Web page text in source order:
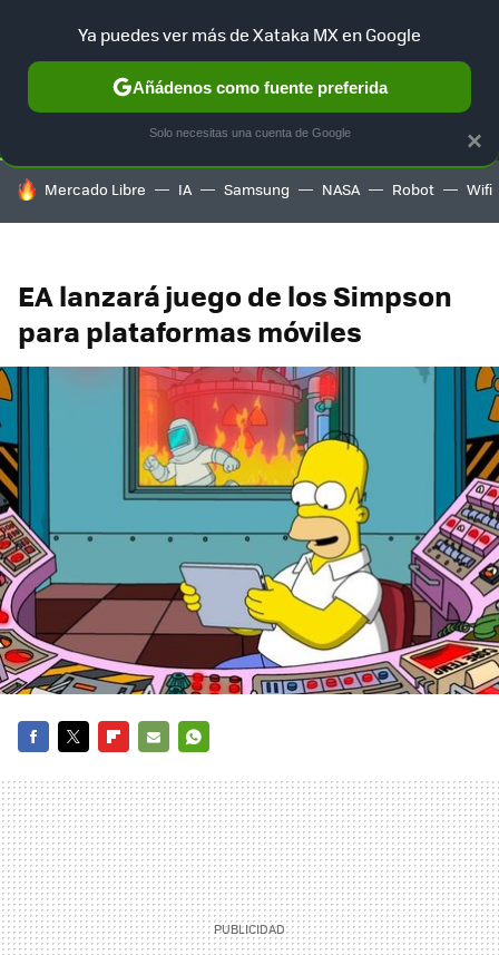
SELECCIÓN GAMING HOME AUTO TERRITORIO
HOY SE HABLA DE
Mercado Libre IA Samsung NASA Robot Wifi
EA lanzará juego de los Simpson
para plataformas móviles
MAIL
×
Ya puedes ver más de Xataka MX en Google
Añádenos como fuente preferida
Solo necesitas una cuenta de Google